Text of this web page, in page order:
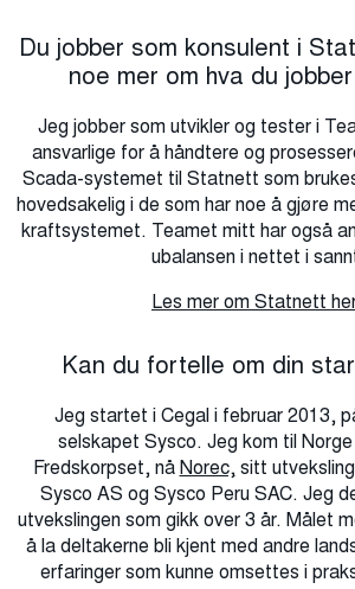
Du jobber som konsulent i
noe mer om hva du
Jeg jobber som utvikler og tester i
ansvarlige for å håndtere og
Scada-systemet til Statnett som
hovedsakelig i de som har noe å gjøre
kraftsystemet. Teamet mitt har også
ubalansen i nettet i
Les mer om Statnett
Kan du fortelle om din
Jeg startet i Cegal i februar 2013,
selskapet Sysco. Jeg kom til
Fredskorpset, nåNorec,sitt
Sysco AS og Sysco Peru SAC. Jeg
utvekslingen som gikk over 3 år. Målet
å la deltakerne bli kjent med andre
erfaringer som kunne omsettes i